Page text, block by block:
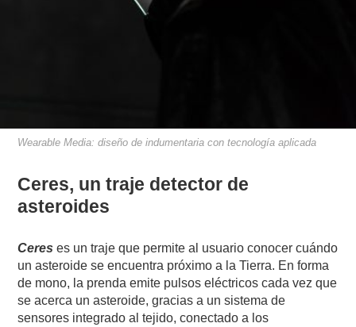
Wearable Media: diseño de indumentaria con tecnología aplicada
Ceres, untraje detector de
asteroides
Ceres es un traje que permite al usuario conocer cuándo
un asteroide se encuentra próximo a la Tierra. En forma
de mono, la prenda emite pulsos eléctricos cada vez que
se acerca un asteroide, gracias a un sistema de
sensores integrado al tejido, conectado a los